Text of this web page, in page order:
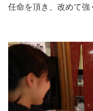
任命を頂き、改めて強